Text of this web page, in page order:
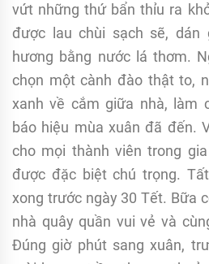
vứt những thứ bẩn thỉu ra
được lau chùi sạch sẽ, dán
hương bằng nước lá thơm.
chọn một cành đào thật to,
xanh về cắm giữa nhà, làm
báo hiệu mùa xuân đã đến.
cho mọi thành viên trong
được đặc biệt chú trọng.
xong trước ngày 30 Tết. Bữa
nhà quây quần vui vẻ và
Đúng giờ phút sang xuân,